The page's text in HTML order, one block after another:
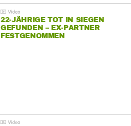
22-JÄHRIGE TOT IN SIEGEN
GEFUNDEN – EX-PARTNER
FESTGENOMMEN